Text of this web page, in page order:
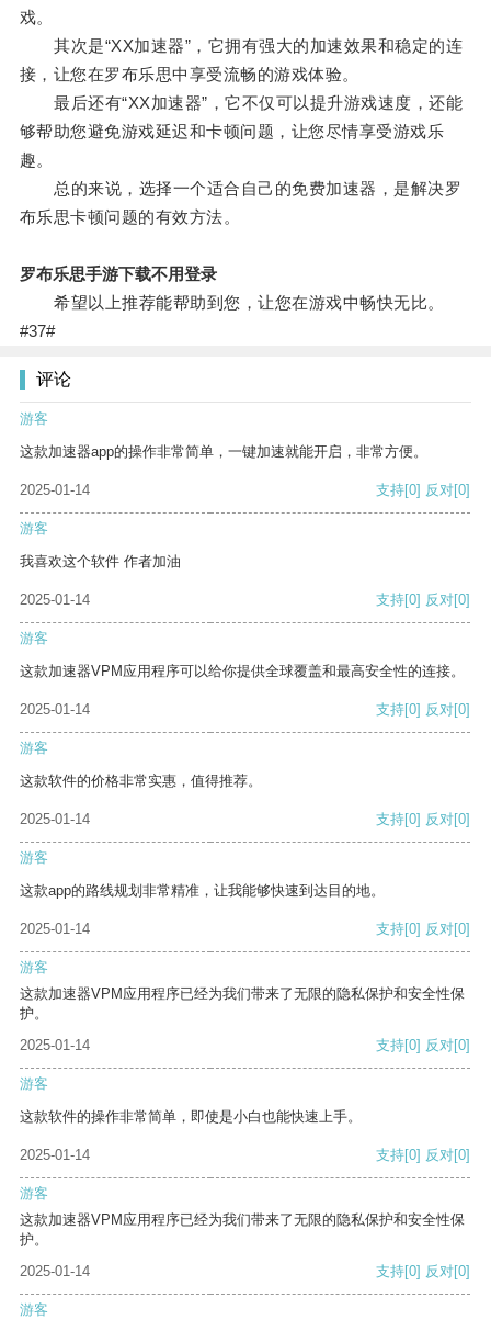
戏。
其次是“XX加速器”，它拥有强大的加速效果和稳定的连
接，让您在罗布乐思中享受流畅的游戏体验。
最后还有“XX加速器”，它不仅可以提升游戏速度，还能
够帮助您避免游戏延迟和卡顿问题，让您尽情享受游戏乐
趣。
总的来说，选择一个适合自己的免费加速器，是解决罗
布乐思卡顿问题的有效方法。
罗布乐思手游下载不用登录
希望以上推荐能帮助到您，让您在游戏中畅快无比。
#37#
评论
游客
这款加速器app的操作非常简单，一键加速就能开启，非常方便。
2025-01-14 支持[0] 反对[0]
游客
我喜欢这个软件 作者加油
2025-01-14 支持[0] 反对[0]
游客
这款加速器VPM应用程序可以给你提供全球覆盖和最高安全性的连接。
2025-01-14 支持[0] 反对[0]
游客
这款软件的价格非常实惠，值得推荐。
2025-01-14 支持[0] 反对[0]
游客
这款app的路线规划非常精准，让我能够快速到达目的地。
2025-01-14 支持[0] 反对[0]
游客
这款加速器VPM应用程序已经为我们带来了无限的隐私保护和安全性保
护。
2025-01-14
支持[0] 反对[0]
游客
这款软件的操作非常简单，即使是小白也能快速上手。
2025-01-14 支持[0] 反对[0]
游客
这款加速器VPM应用程序已经为我们带来了无限的隐私保护和安全性保
护。
2025-01-14
支持[0] 反对[0]
游客